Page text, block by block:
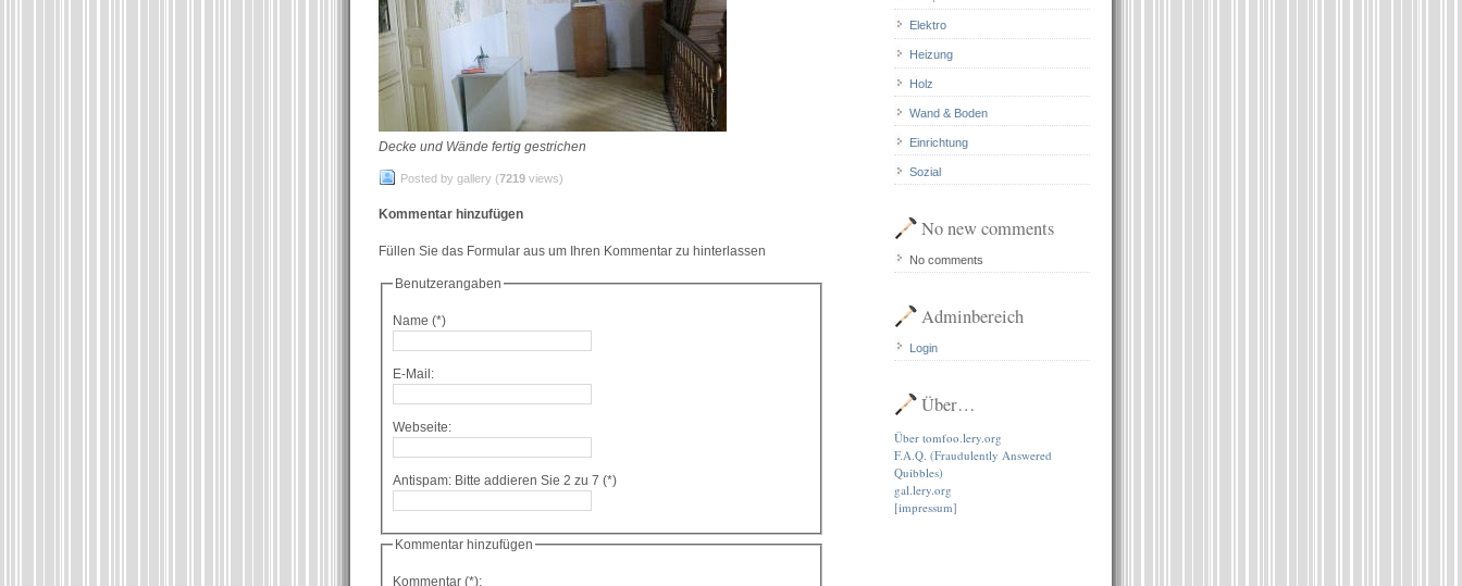
Decke und Wände fertig gestrichen
Posted by gallery (7219 views)
Kommentar hinzufügen
Füllen Sie das Formular aus um Ihren Kommentar zu hinterlassen
Benutzerangaben
Name (*)
E-Mail:
Webseite:
Antispam: Bitte addieren Sie 2 zu 7 (*)
Kommentar hinzufügen
Kommentar (*):
Elektro
Heizung
Holz
Wand & Boden
Einrichtung
Sozial
No new comments
No comments
Adminbereich
Login
Über…
Über tomfoo.lery.org
F.A.Q. (Fraudulently Answered
Quibbles)
gal.lery.org
[impressum]